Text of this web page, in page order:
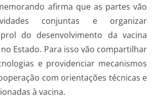
afirma que as partes vão
conjuntas e organizar
do desenvolvimento da vacina
Estado. Para isso vão compartilhar
e providenciar mecanismos
com orientações técnicas e
à vacina.